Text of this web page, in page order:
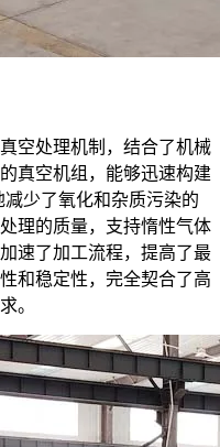
空处理机制，结合了机械
真空机组，能够迅速构建
减少了氧化和杂质污染的
理的质量，支持惰性气体
速了加工流程，提高了最
和稳定性，完全契合了高
。